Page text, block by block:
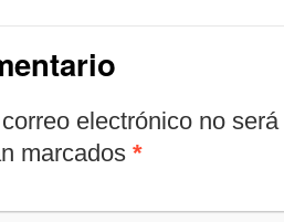
electrónico no
marcados *